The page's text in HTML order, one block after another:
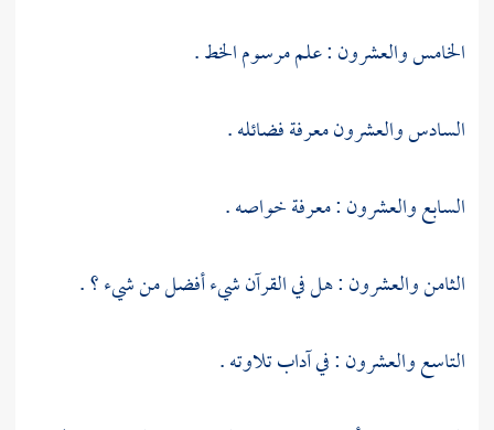
الخامس والعشرون : علم مرسوم الخط .
السادس والعشرون معرفة فضائله .
السابع والعشرون : معرفة خواصه .
الثامن والعشرون : هل في القرآن شيء أفضل من شيء ؟ .
التاسع والعشرون : في آداب تلاوته .